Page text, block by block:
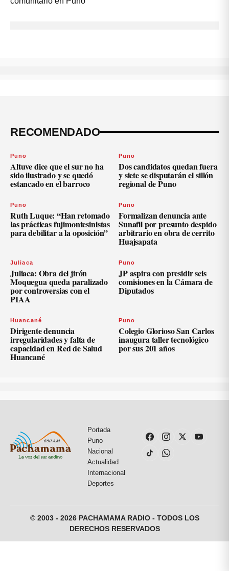
RECOMENDADO
Puno
Altuve dice que el sur no ha
sido ilustrado y se quedó
estancado en el barroco
Puno
Dos candidatos quedan fuera
y siete se disputarán el sillón
regional de Puno
Puno
Ruth Luque: “Han retomado
las prácticas fujimontesinistas
para debilitar a la oposición”
Puno
Formalizan denuncia ante
Sunafil por presunto despido
arbitrario en obra de cerrito
Huajsapata
Juliaca
Juliaca: Obra del jirón
Moquegua queda paralizado
por controversias con el
PIAA
Puno
JP aspira con presidir seis
comisiones en la Cámara de
Diputados
Huancané
Dirigente denuncia
irregularidades y falta de
capacidad en Red de Salud
Huancané
Puno
Colegio Glorioso San Carlos
inaugura taller tecnológico
por sus 201 años
Portada
Puno
Nacional
Actualidad
Internacional
Deportes
© 2003 - 2026 PACHAMAMA RADIO - TODOS LOS
DERECHOS RESERVADOS